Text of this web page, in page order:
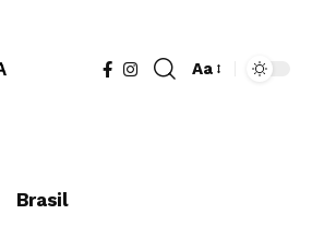
Brasil
Aa